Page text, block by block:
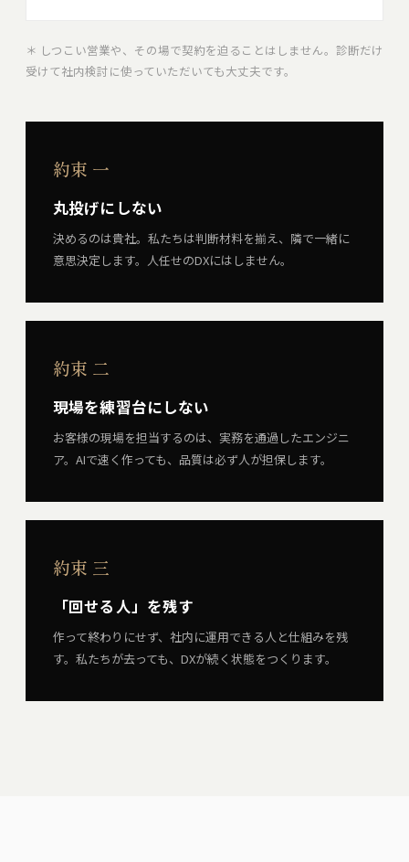
＊ しつこい営業や、その場で契約を迫ることはしません。診断だけ
受けて社内検討に使っていただいても大丈夫です。
約束 一
丸投げにしない
決めるのは貴社。私たちは判断材料を揃え、隣で一緒に
意思決定します。人任せのDXにはしません。
約束 二
現場を練習台にしない
お客様の現場を担当するのは、実務を通過したエンジニ
ア。AIで速く作っても、品質は必ず人が担保します。
約束 三
「回せる人」を残す
作って終わりにせず、社内に運用できる人と仕組みを残
す。私たちが去っても、DXが続く状態をつくります。